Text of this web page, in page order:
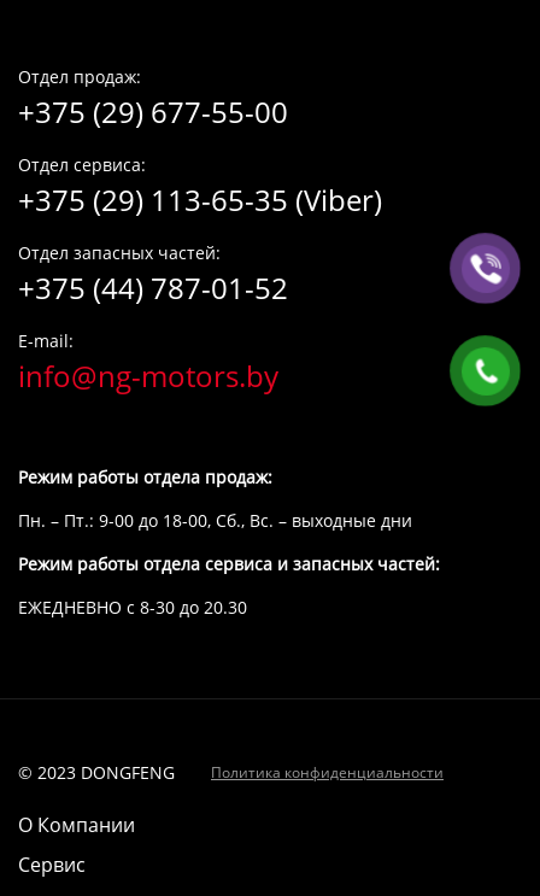
Отдел продаж:
+375 (29) 677-55-00
Отдел сервиса:
+375 (29) 113-65-35 (Viber)
Отдел запасных частей:
+375 (44) 787-01-52
E-mail:
info@ng-motors.by
Режим работы отдела продаж:
Пн. – Пт.: 9-00 до 18-00, Сб., Вс. – выходные дни
Режим работы отдела сервиса и запасных частей:
ЕЖЕДНЕВНО с 8-30 до 20.30
© 2023 DONGFENG Политика конфиденциальности
О Компании
Сервис